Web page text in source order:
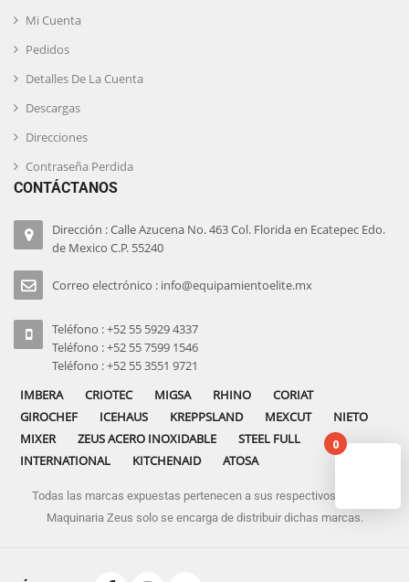
Mi Cuenta
Pedidos
Detalles De La Cuenta
Descargas
Direcciones
Contraseña Perdida
CONTÁCTANOS
Dirección : Calle Azucena No. 463 Col. Florida en Ecatepec Edo.
de Mexico C.P. 55240
Correo electrónico : info@equipamientoelite.mx
Teléfono : +52 55 5929 4337
Teléfono : +52 55 7599 1546
Teléfono : +52 55 3551 9721
IMBERA
CRIOTEC MIGSA RHINO
CORIAT
GIROCHEF
ICEHAUS KREPPSLAND MEXCUT
NIETO
MIXER
ZEUS ACERO INOXIDABLE
STEEL FULL
INTERNATIONAL
KITCHENAID ATOSA
Todas las marcas expuestas pertenecen a sus respectivos dueños
Maquinaria Zeus solo se encarga de distribuir dichas marcas.
0